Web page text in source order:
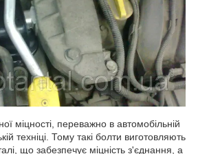
міцності, переважно в автомобільній
техніці. Тому такі болти виготовляють
що забезпечує міцність з'єднання, а